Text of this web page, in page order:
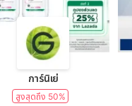
การ์นิเย่
สูงสุดถึง 50%